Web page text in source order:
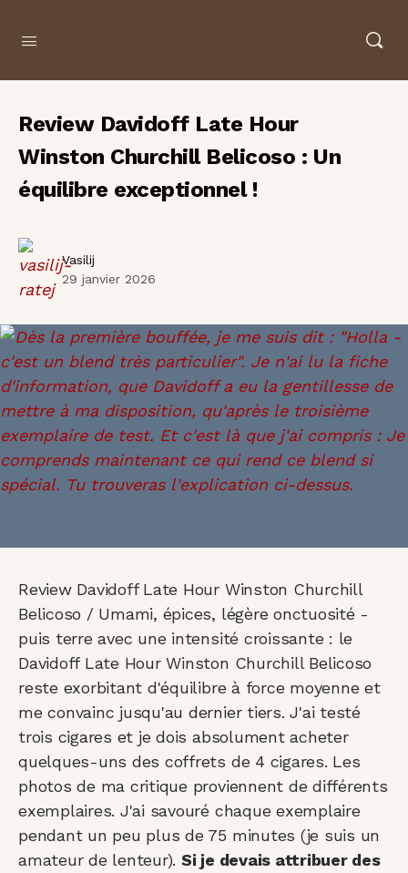
Review Davidoff Late Hour
Winston Churchill Belicoso : Un
équilibre exceptionnel !
Vasilij
29 janvier 2026
Review Davidoff Late Hour Winston Churchill
Belicoso / Umami, épices, légère onctuosité -
puis terre avec une intensité croissante : le
Davidoff Late Hour Winston Churchill Belicoso
reste exorbitant d'équilibre à force moyenne et
me convainc jusqu'au dernier tiers. J'ai testé
trois cigares et je dois absolument acheter
quelques-uns des coffrets de 4 cigares. Les
photos de ma critique proviennent de différents
exemplaires. J'ai savouré chaque exemplaire
pendant un peu plus de 75 minutes (je suis un
amateur de lenteur). Si je devais attribuer des